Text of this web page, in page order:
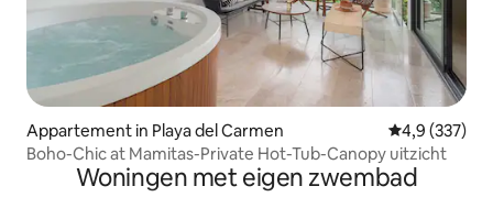
Appartement in Playa del Carmen Gemiddelde
4,9 (337)
Boho-Chic at Mamitas-Private Hot-Tub-Canopy uitzicht
Woningen met eigen zwembad